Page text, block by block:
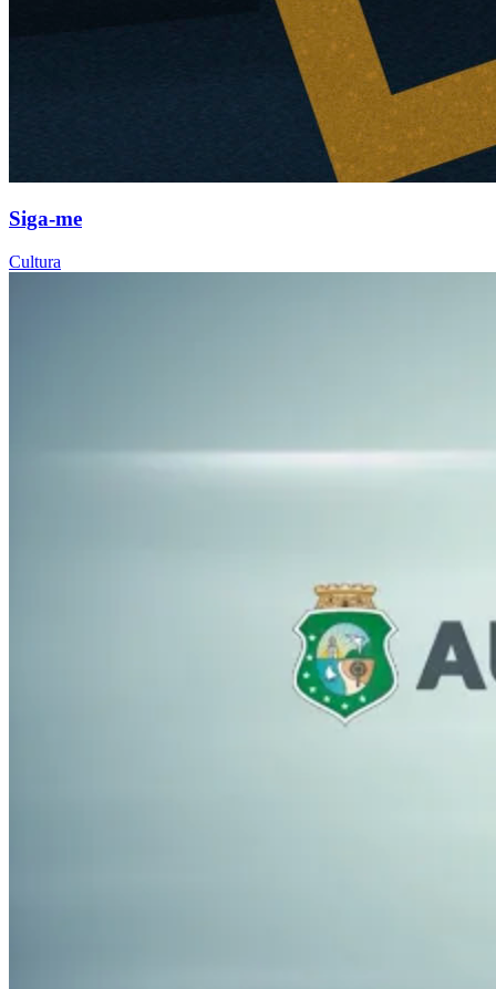
Siga-me
Cultura